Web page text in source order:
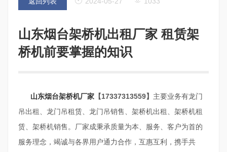
山东烟台架桥机出租厂家 租赁架
桥机前要掌握的知识
山东烟台架桥机厂家 【17337313559】 主要业务有龙门
吊出租、龙门吊租赁、龙门吊销售、架桥机出租、架桥机租
赁、架桥机销售。厂家成秉承质量为本、服务、客户为首的
服务理念，竭诚与各界用户通力合作，互惠互利，携手共